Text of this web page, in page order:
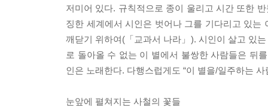
저미어 있다. 규칙적으로 종이 울리고 시간 또한
징한 세계에서 시인은 벗어나 그를 기다리고 있
깨닫기 위하여(「교과서 나라」). 시인이 살고 있
로 돌아올 수 없는 이 별에서 불쌍한 사람들은 뒤
인은 노래한다. 다행스럽게도 “이 별을/일주하는
눈앞에 펼쳐지는 사철의 꽃들